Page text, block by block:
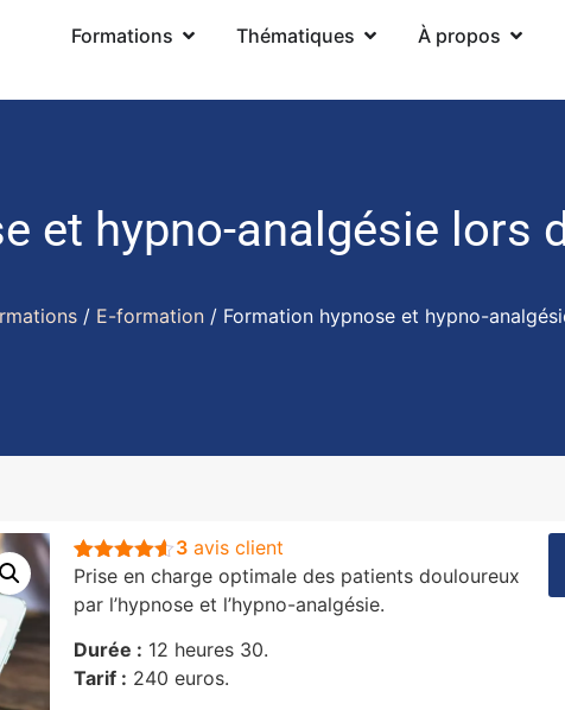
Formations Thématiques À propos
et hypno-analgésie lors
/ E-formation / Formation hypnose et hypno-
Noté 4.5
sur 5
basé sur
3
client
3 avis client
Prise en charge optimale des patients douloureux
par l’hypnose et l’hypno-analgésie.
Durée : 12 heures 30.
Tarif : 240 euros.